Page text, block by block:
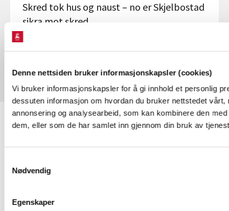
Denne nettsiden bruker informasjonskapsler (cookies)
Vi bruker informasjonskapsler for å gi innhold et personlig
dessuten informasjon om hvordan du bruker nettstedet
annonsering og analysearbeid, som kan kombinere den
dem, eller som de har samlet inn gjennom din bruk av
Nødvendig
Egenskaper
Skred tok hus og naust – no er Skjelbostad
sikra mot skred
KONTAKT OSS
NVEs beredskapsrolle